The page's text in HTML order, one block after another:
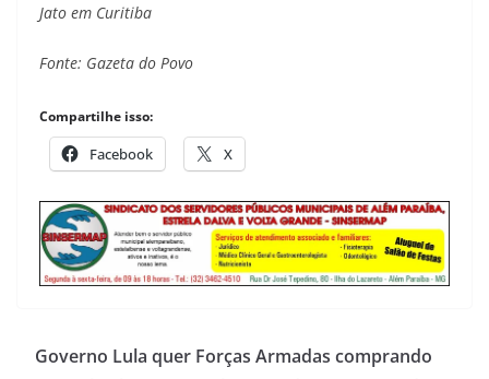
Jato em Curitiba
Fonte: Gazeta do Povo
Compartilhe isso:
Facebook X
Governo Lula quer Forças Armadas comprando